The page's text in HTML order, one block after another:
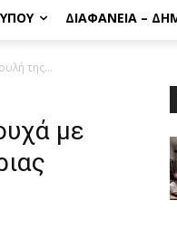
ΔΙΑΦΆΝΕΙΑ –
της...
με